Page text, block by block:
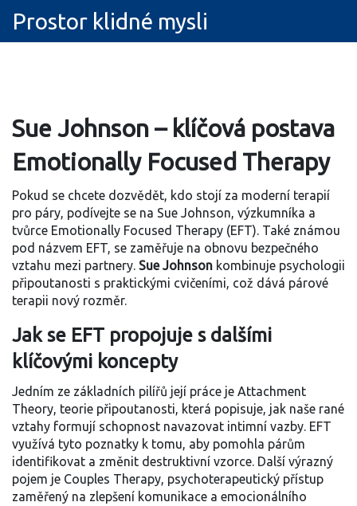
Prostor klidné mysli
Sue Johnson – klíčová postava
Emotionally Focused Therapy
Pokud se chcete dozvědět, kdo stojí za moderní terapií
pro páry, podívejte se na Sue Johnson, výzkumníka a
tvůrce Emotionally Focused Therapy (EFT). Také známou
pod názvem EFT, se zaměřuje na obnovu bezpečného
vztahu mezi partnery. Sue Johnson kombinuje psychologii
připoutanosti s praktickými cvičeními, což dává párové
terapii nový rozměr.
Jak se EFT propojuje s dalšími
klíčovými koncepty
Jedním ze základních pilířů její práce je Attachment
Theory, teorie připoutanosti, která popisuje, jak naše rané
vztahy formují schopnost navazovat intimní vazby. EFT
využívá tyto poznatky k tomu, aby pomohla párům
identifikovat a změnit destruktivní vzorce. Další výrazný
pojem je Couples Therapy, psychoterapeutický přístup
zaměřený na zlepšení komunikace a emocionálního